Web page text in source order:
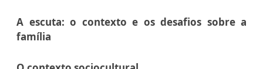
A escuta: o contexto e os desafios sobre a
família